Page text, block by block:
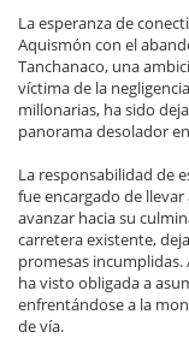
La esperanza de
Aquismón con el
Tanchanaco, una
víctima de la
millonarias, ha sido
panorama desolador
La responsabilidad de
fue encargado de
avanzar hacia su
carretera existente,
promesas incumplidas.
ha visto obligada a
enfrentándose a la
de vía.